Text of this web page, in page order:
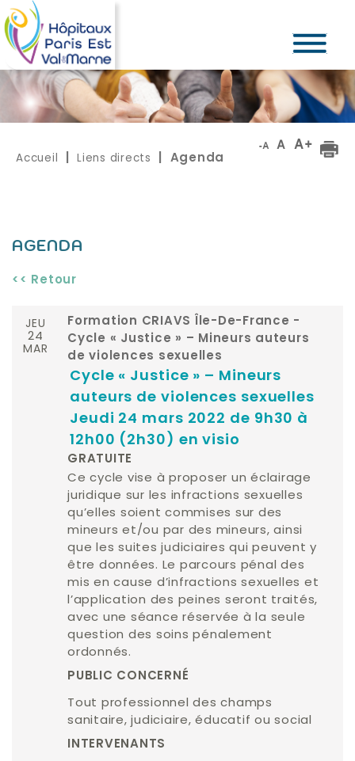
Accueil Liens directs | Agenda
AGENDA
<< Retour
JEU
24
MAR
Formation CRIAVS Île-De-France -
Cycle « Justice » – Mineurs auteurs
de violences sexuelles
Cycle « Justice » – Mineurs
auteurs de violences sexuelles
Jeudi 24 mars 2022 de 9h30 à
12h00 (2h30) en visio
GRATUITE
Ce cycle vise à proposer un éclairage
juridique sur les infractions sexuelles
qu’elles soient commises sur des
mineurs et/ou par des mineurs, ainsi
que les suites judiciaires qui peuvent y
être données. Le parcours pénal des
mis en cause d’infractions sexuelles et
l’application des peines seront traités,
avec une séance réservée à la seule
question des soins pénalement
ordonnés.
PUBLIC CONCERNÉ
Tout professionnel des champs
sanitaire, judiciaire, éducatif ou social
INTERVENANTS